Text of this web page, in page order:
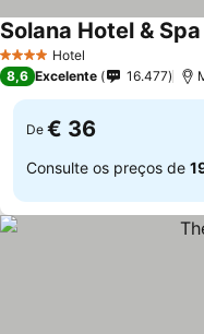
4 EstrelasHotel
Solana Hotel & Spa
8,6 Excelente 16.477
De € 36
Consulte os preços de